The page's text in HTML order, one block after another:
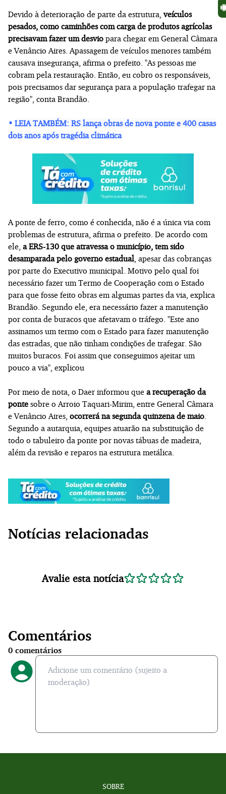
Devido à deterioração de parte da estrutura, veículos
pesados, como caminhões com carga de produtos agrícolas
precisavam fazer um desvio para chegar em General Câmara
e Venâncio Aires. Apassagem de veículos menores também
causava insegurança, afirma o prefeito. "As pessoas me
cobram pela restauração. Então, eu cobro os responsáveis,
pois precisamos dar segurança para a população trafegar na
região", conta Brandão.
• LEIA TAMBÉM: RS lança obras de nova ponte e 400 casas
dois anos após tragédia climática
A ponte de ferro, como é conhecida, não é a única via com
problemas de estrutura, afirma o prefeito. De acordo com
ele, a ERS-130 que atravessa o município, tem sido
desamparada pelo governo estadual, apesar das cobranças
por parte do Executivo municipal. Motivo pelo qual foi
necessário fazer um Termo de Cooperação com o Estado
para que fosse feito obras em algumas partes da via, explica
Brandão. Segundo ele, era necessário fazer a manutenção
por conta de buracos que afetavam o tráfego. "Este ano
assinamos um termo com o Estado para fazer manutenção
das estradas, que não tinham condições de trafegar. São
muitos buracos. Foi assim que conseguimos ajeitar um
pouco a via", explicou
Por meio de nota, o Daer informou que a recuperação da
ponte sobre o Arroio Taquari-Mirim, entre General Câmara
e Venâncio Aires, ocorrerá na segunda quinzena de maio.
Segundo a autarquia, equipes atuarão na substituição de
todo o tabuleiro da ponte por novas tábuas de madeira,
além da revisão e reparos na estrutura metálica.
Notícias relacionadas
Avalie esta notícia
Comentários
0 comentários
SOBRE